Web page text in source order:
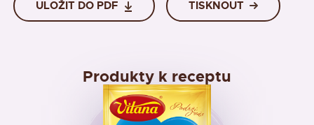
ULOŽIT DO PDF TISKNOUT
Produkty k receptu